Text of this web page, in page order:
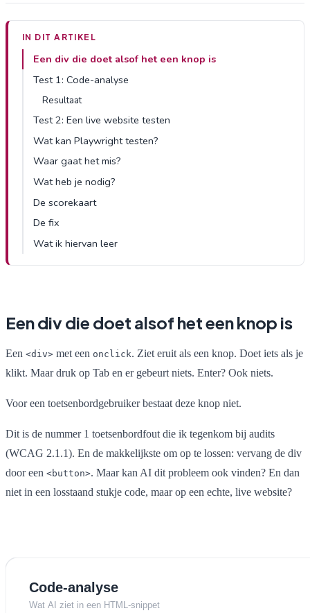
IN DIT ARTIKEL
Een div die doet alsof het een knop is
Test 1: Code-analyse
Resultaat
Test 2: Een live website testen
Wat kan Playwright testen?
Waar gaat het mis?
Wat heb je nodig?
De scorekaart
De fix
Wat ik hiervan leer
Een div die doet alsof het een knop is
Een <div> met een onclick. Ziet eruit als een knop. Doet iets als je
klikt. Maar druk op Tab en er gebeurt niets. Enter? Ook niets.
Voor een toetsenbordgebruiker bestaat deze knop niet.
Dit is de nummer 1 toetsenbordfout die ik tegenkom bij audits
(WCAG 2.1.1). En de makkelijkste om op te lossen: vervang de div
door een <button>. Maar kan AI dit probleem ook vinden? En dan
niet in een losstaand stukje code, maar op een echte, live website?